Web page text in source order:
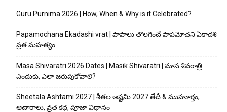
Guru Purnima 2026 | How, When & Why is it Celebrated?
Papamochana Ekadashi vrat | పాపాలు తొలగించే పాపమోచని ఏకాదశి
వ్రత మహత్యం
Masa Shivaratri 2026 Dates | Masik Shivaratri | మాస శివరాత్రి
ఎందుకు, ఎలా జరుపుకోవాలి?
Sheetala Ashtami 2027 | శీతల అష్టమి 2027 తేదీ & ముహూర్తం,
ఆచారాలు, వ్రత కథ, పూజా విధానం